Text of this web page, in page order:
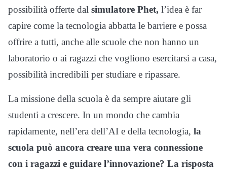
possibilità offerte dal simulatore Phet, l’idea è far
capire come la tecnologia abbatta le barriere e possa
offrire a tutti, anche alle scuole che non hanno un
laboratorio o ai ragazzi che vogliono esercitarsi a casa,
possibilità incredibili per studiare e ripassare.
La missione della scuola è da sempre aiutare gli
studenti a crescere. In un mondo che cambia
rapidamente, nell’era dell’AI e della tecnologia, la
scuola può ancora creare una vera connessione
con i ragazzi e guidare l’innovazione? La risposta